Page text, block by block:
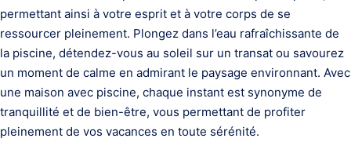
permettant ainsi à votre esprit et à votre corps de se
ressourcer pleinement. Plongez dans l’eau rafraîchissante de
la piscine, détendez-vous au soleil sur un transat ou savourez
un moment de calme en admirant le paysage environnant. Avec
une maison avec piscine, chaque instant est synonyme de
tranquillité et de bien-être, vous permettant de profiter
pleinement de vos vacances en toute sérénité.